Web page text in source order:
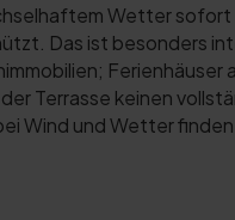
Wetter
Das ist besonders
Ferienhäuser
Terrasse keinen
Wind und Wetter